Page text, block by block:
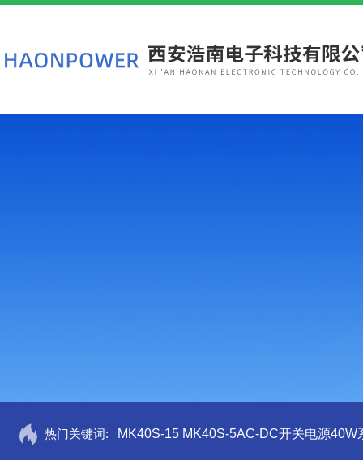
热门关键词: MK40S-15 MK40S-5AC-DC开关电源